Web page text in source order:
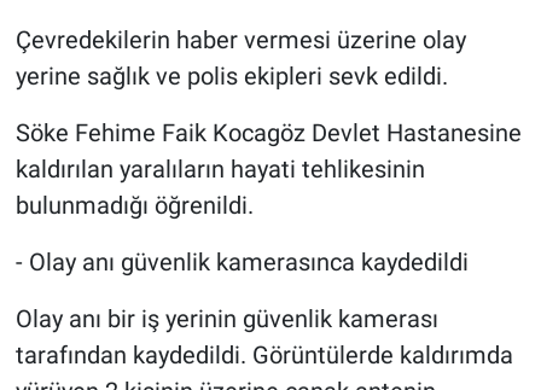
Çevredekilerin haber vermesi üzerine olay
yerine sağlık ve polis ekipleri sevk edildi.
Söke Fehime Faik Kocagöz Devlet Hastanesine
kaldırılan yaralıların hayati tehlikesinin
bulunmadığı öğrenildi.
- Olay anı güvenlik kamerasınca kaydedildi
Olay anı bir iş yerinin güvenlik kamerası
tarafından kaydedildi. Görüntülerde kaldırımda